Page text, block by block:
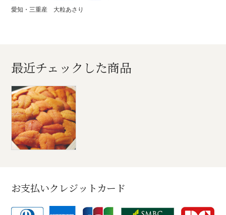
愛知・三重産 大粒あさり
最近チェックした商品
お支払いクレジットカード